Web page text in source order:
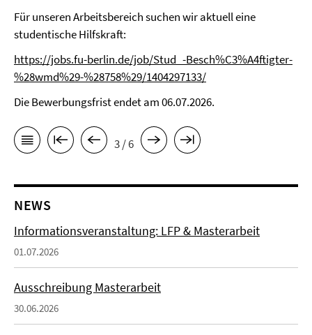
Für unseren Arbeitsbereich suchen wir aktuell eine
studentische Hilfskraft:
https://jobs.fu-berlin.de/job/Stud_-Besch%C3%A4ftigter-
%28wmd%29-%28758%29/1404297133/
Die Bewerbungsfrist endet am 06.07.2026.
3 / 6
NEWS
Informationsveranstaltung: LFP & Masterarbeit
01.07.2026
Ausschreibung Masterarbeit
30.06.2026